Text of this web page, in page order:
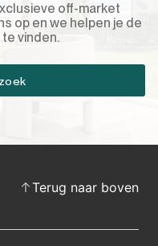
off-market
op en we helpen je de
vinden.
Terug naar boven